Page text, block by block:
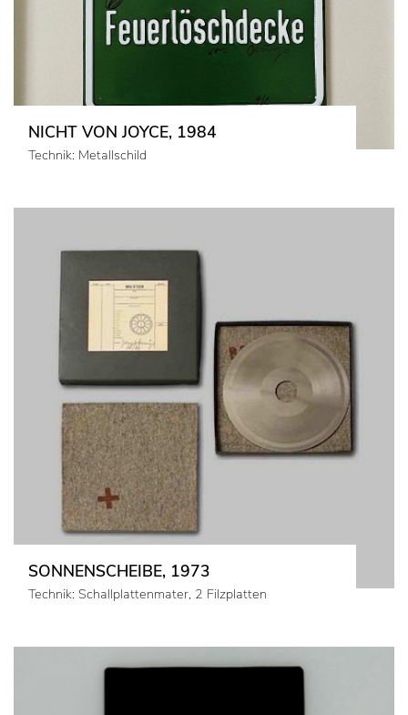
NICHT VON JOYCE, 1984
Technik: Metallschild
SONNENSCHEIBE, 1973
Technik: Schallplattenmater, 2 Filzplatten